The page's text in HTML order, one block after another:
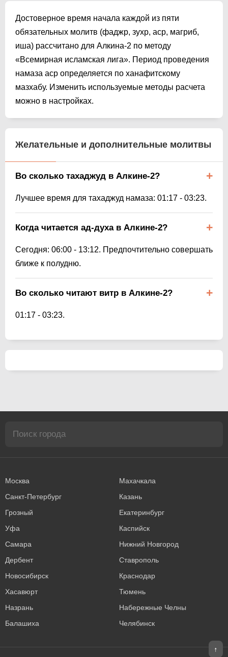
Достоверное время начала каждой из пяти
обязательных молитв (фаджр, зухр, аср, магриб,
иша) рассчитано для Алкина-2 по методу
«Всемирная исламская лига». Период проведения
намаза аср определяется по ханафитскому
мазхабу. Изменить используемые методы расчета
можно в настройках.
Желательные и дополнительные молитвы
Во сколько тахаджуд в Алкине-2?
Лучшее время для тахаджуд намаза: 01:17 - 03:23.
Когда читается ад-духа в Алкине-2?
Сегодня: 06:00 - 13:12. Предпочтительно совершать
ближе к полудню.
Во сколько читают витр в Алкине-2?
01:17 - 03:23.
Москва
Махачкала
Санкт-Петербург
Казань
Грозный
Екатеринбург
Уфа
Каспийск
Самара
Нижний Новгород
Дербент
Ставрополь
Новосибирск
Краснодар
Хасавюрт
Тюмень
Назрань
Набережные Челны
Балашиха
Челябинск
↑